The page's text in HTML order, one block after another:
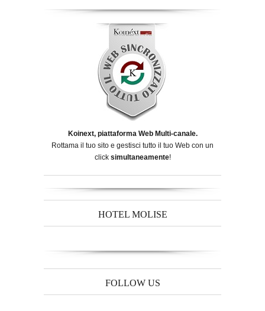
Koinext, piattaforma Web Multi-canale.
Rottama il tuo sito e gestisci tutto il tuo Web con un
click simultaneamente!
HOTEL MOLISE
FOLLOW US